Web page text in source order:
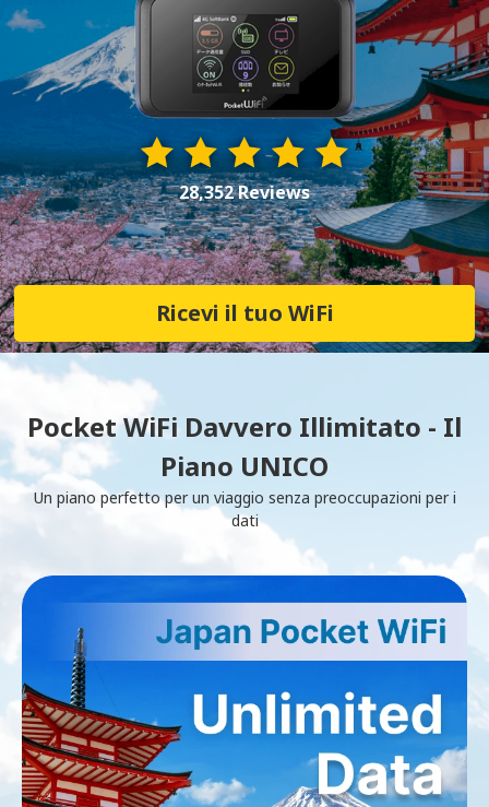
28,352 Reviews
Ricevi il tuo WiFi
Pocket WiFi Davvero Illimitato - Il
Piano UNICO
Un piano perfetto per un viaggio senza preoccupazioni per i
dati